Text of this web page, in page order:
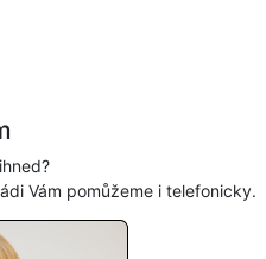
Vám pomůžeme i telefonicky.